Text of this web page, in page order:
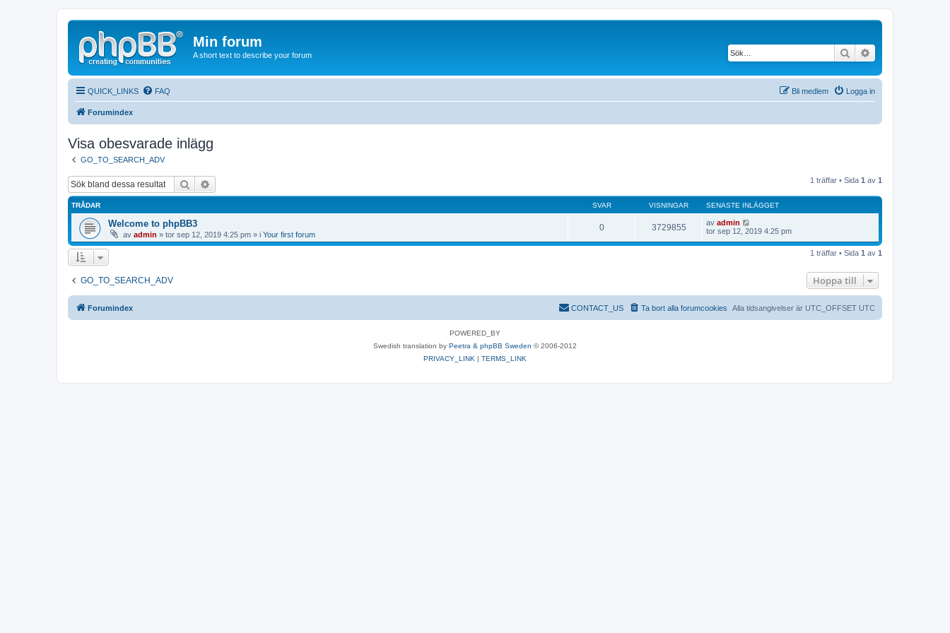
Min forum
A short text to describe your forum Sök
QUICK_LINKS FAQ Logga in
Bli medlem
Forumindex
Visa obesvarade inlägg
GO_TO_SEARCH_ADV
Sök 1 träffar • Sida 1 av 1
TRÅDAR SVAR VISNINGAR SENASTE INLÄGGET
Welcome to phpBB3
av admin » tor sep 12, 2019 4:25 pm » i Your first forum
0 3729855 av admin
tor sep 12, 2019 4:25 pm
1 träffar • Sida 1 av 1
GO_TO_SEARCH_ADV Hoppa till
Forumindex Alla tidsangivelser är UTC_OFFSET UTC
Ta bort alla forumcookies
CONTACT_US
POWERED_BY
Swedish translation by Peetra & phpBB Sweden © 2006-2012
PRIVACY_LINK | TERMS_LINK